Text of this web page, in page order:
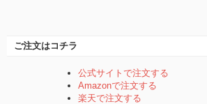
ご注文はコチラ
公式サイトで注文する
Amazonで注文する
楽天で注文する